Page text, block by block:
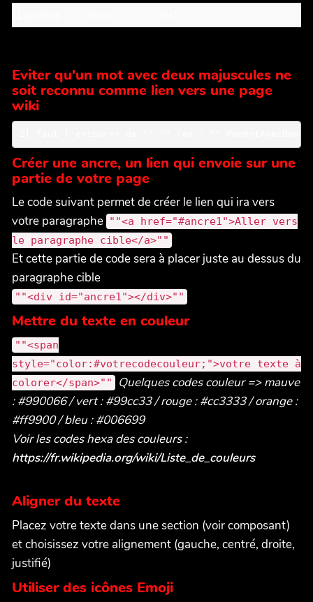
Eviter qu'un mot avec deux majuscules ne
soit reconnu comme lien vers une page
wiki
Créer une ancre, un lien qui envoie sur une
partie de votre page
Le code suivant permet de créer le lien qui ira vers
votre paragraphe ""<a href="#ancre1">Aller vers
le paragraphe cible</a>""
Et cette partie de code sera à placer juste au dessus du
paragraphe cible
""<div id="ancre1"></div>""
Mettre du texte en couleur
""<span
style="color:#votrecodecouleur;">votre texte à
colorer</span>""
Quelques codes couleur => mauve
: #990066 / vert : #99cc33 / rouge : #cc3333 / orange :
#ff9900 / bleu : #006699
Voir les codes hexa des couleurs :
https://fr.wikipedia.org/wiki/Liste_de_couleurs
Aligner du texte
Placez votre texte dans une section (voir composant)
et choisissez votre alignement (gauche, centré, droite,
justifié)
Utiliser des icônes Emoji